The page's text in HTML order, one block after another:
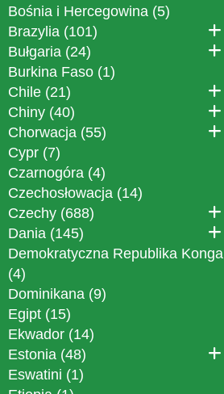
Bośnia i Hercegowina (5)
Brazylia (101)
Bułgaria (24)
Burkina Faso (1)
Chile (21)
Chiny (40)
Chorwacja (55)
Cypr (7)
Czarnogóra (4)
Czechosłowacja (14)
Czechy (688)
Dania (145)
Demokratyczna Republika Konga
(4)
Dominikana (9)
Egipt (15)
Ekwador (14)
Estonia (48)
Eswatini (1)